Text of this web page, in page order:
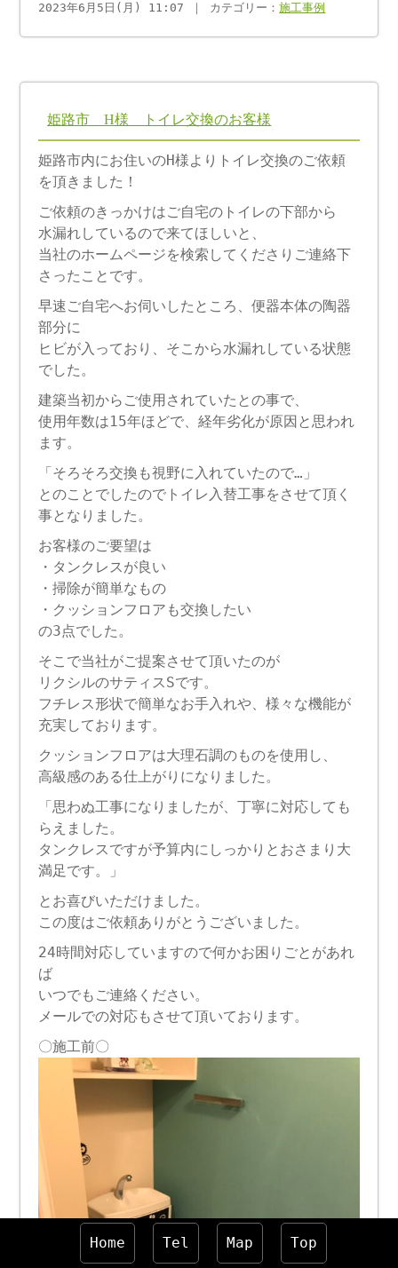
2023年6月5日(月) 11:07 ｜ カテゴリー：施工事例
姫路市 H様 トイレ交換のお客様
姫路市内にお住いのH様よりトイレ交換のご依頼
を頂きました！
ご依頼のきっかけはご自宅のトイレの下部から
水漏れしているので来てほしいと、
当社のホームページを検索してくださりご連絡下
さったことです。
早速ご自宅へお伺いしたところ、便器本体の陶器
部分に
ヒビが入っており、そこから水漏れしている状態
でした。
建築当初からご使用されていたとの事で、
使用年数は15年ほどで、経年劣化が原因と思われ
ます。
「そろそろ交換も視野に入れていたので…」
とのことでしたのでトイレ入替工事をさせて頂く
事となりました。
お客様のご要望は
・タンクレスが良い
・掃除が簡単なもの
・クッションフロアも交換したい
の3点でした。
そこで当社がご提案させて頂いたのが
リクシルのサティスSです。
フチレス形状で簡単なお手入れや、様々な機能が
充実しております。
クッションフロアは大理石調のものを使用し、
高級感のある仕上がりになりました。
「思わぬ工事になりましたが、丁寧に対応しても
らえました。
タンクレスですが予算内にしっかりとおさまり大
満足です。」
とお喜びいただけました。
この度はご依頼ありがとうございました。
24時間対応していますので何かお困りごとがあれ
ば
いつでもご連絡ください。
メールでの対応もさせて頂いております。
〇施工前〇
Home Tel Map Top